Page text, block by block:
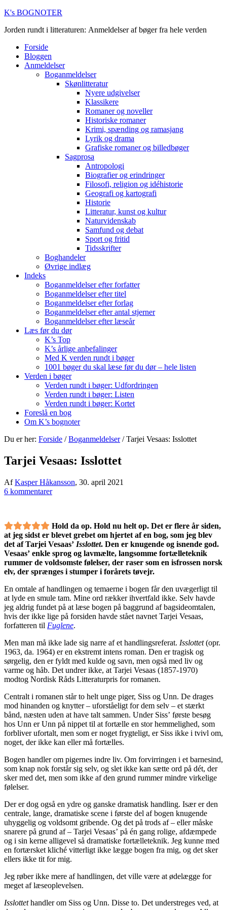
K's BOGNOTER
Jorden rundt i litteraturen: Anmeldelser af bøger fra hele verden
Forside
Bloggen
Anmeldelser
Boganmeldelser
Skønlitteratur
Nyere udgivelser
Klassikere
Romaner og noveller
Historiske romaner
Krimi, spænding og ramasjang
Lyrik og drama
Grafiske romaner og billedbøger
Sagprosa
Antropologi
Biografier og erindringer
Filosofi, religion og idéhistorie
Geografi og kartografi
Historie
Litteratur, kunst og kultur
Naturvidenskab
Samfund og debat
Sport og fritid
Tidsskrifter
Boghandeler
Øvrige indlæg
Indeks
Boganmeldelser efter forfatter
Boganmeldelser efter titel
Boganmeldelser efter forlag
Boganmeldelser efter antal stjerner
Boganmeldelser efter læseår
Læs før du dør
K’s Top
K’s årlige anbefalinger
Med K verden rundt i bøger
1001 bøger du skal læse før du dør – hele listen
Verden i bøger
Verden rundt i bøger: Udfordringen
Verden rundt i bøger: Listen
Verden rundt i bøger: Kortet
Foreslå en bog
Om K’s bognoter
Du er her: Forside / Boganmeldelser /Tarjei Vesaas: Isslottet
Tarjei Vesaas: Isslottet
AfKasper Håkansson, 30. april 2021
6 kommentarer
Hold da op. Hold nu helt op. Det er flere år siden,
at jeg sidst er blevet grebet om hjertet af en bog, som jeg blev
det af Tarjei Vesaas’ Isslottet. Den er knugende og isnende god.
Vesaas’ enkle sprog og lavmælte, langsomme fortælleteknik
rummer de voldsomste følelser, der raser som en isfrossen norsk
elv, der sprænges i stumper i forårets tøvejr.
En omtale af handlingen og temaerne i bogen får den uvægerligt til
at lyde en smule tam. Mine ord rækker ihvertfald ikke. Selv havde
jeg aldrig fundet på at læse bogen på baggrund af bagsideomtalen,
hvis der ikke lige på forsiden havde stået navnet Tarjei Vesaas,
forfatteren til Fuglene.
Men man må ikke lade sig narre af et handlingsreferat. Isslottet(opr.
1963, da. 1964) er en ekstremt intens roman. Den er tragisk og
sørgelig, den er fyldt med kulde og savn, men også med liv og
varme og håb. Det undrer ikke, at Tarjei Vesaas (1857-1970)
modtog Nordisk Råds Litteraturpris for romanen.
Centralt i romanen står to helt unge piger, Siss og Unn. De drages
mod hinanden og knytter – uforståeligt for dem selv – et stærkt
bånd, næsten uden at have talt sammen. Under Siss’ første besøg
hos Unn er Unn på nippet til at fortælle en stor hemmelighed, som
forbliver ufortalt, men som er noget frygteligt, er Siss ikke i tvivl om,
noget, der ikke kan eller må fortælles.
Bogen handler om pigernes indre liv. Om forvirringen i et barnesind,
som knap nok forstår sig selv, og slet ikke kan sætte ord på dét, der
sker med det, men som ikke af den grund rummer mindre virkelige
følelser.
Der er dog også en ydre og ganske dramatisk handling. Især er den
centrale, lange, dramatiske scene i første del af bogen knugende
uhyggelig og voldsomt gribende. Og det på trods af – eller måske
snarere på grund af – Tarjei Vesaas’ på én gang rolige, afdæmpede
og i sin kerne alligevel så dramatiske fortælleteknik. Jeg kunne med
en fortærsket kliché vitterligt ikke lægge bogen fra mig, og det sker
ellers ikke tit for mig.
Jeg røber ikke mere af handlingen, det ville være at ødelægge for
meget af læseoplevelsen.
Isslottethandler om Siss og Unn. Disse to. Det understreges ved, at